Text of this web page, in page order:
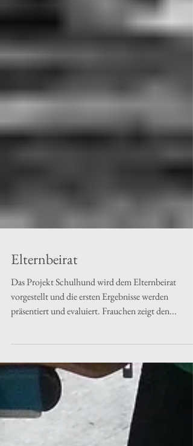
Das Projekt Schulhund wird dem Elternbeirat
vorgestellt und die ersten Ergebnisse werden
präsentiert und evaluiert. Frauchen zeigt den...